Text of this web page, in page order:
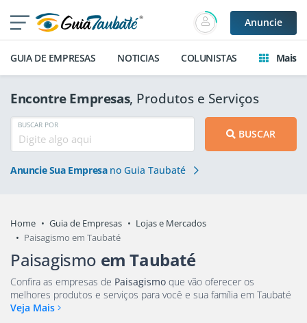
Anuncie
GUIA DE EMPRESAS NOTICIAS COLUNISTAS Mais
Encontre Empresas, Produtos e Serviços
BUSCAR POR
BUSCAR
Anuncie Sua Empresano Guia Taubaté
Home Guia de Empresas
Lojas e Mercados
Paisagismo em Taubaté
Paisagismo em Taubaté
Confira as empresas de Paisagismo que vão oferecer os
melhores produtos e serviços para você e sua família em Taubaté
Veja Mais